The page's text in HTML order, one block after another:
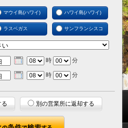
マウイ島(ハワイ) ハワイ島(ハワイ)
ラスベガス サンフランシスコ
時 分
時 分
る
別の営業所に返却する